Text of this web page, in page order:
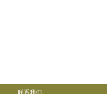
联系我们